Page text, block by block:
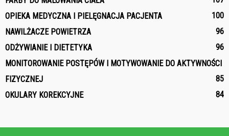
OPIEKA MEDYCZNA I PIELĘGNACJA PACJENTA
100
NAWILŻACZE POWIETRZA
96
ODŻYWIANIE I DIETETYKA
96
MONITOROWANIE POSTĘPÓW I MOTYWOWANIE DO AKTYWNOŚCI
FIZYCZNEJ
85
OKULARY KOREKCYJNE
84